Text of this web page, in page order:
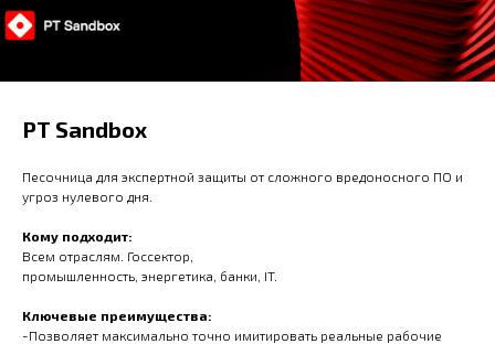
PT Sandbox
Песочница для экспертной защиты от сложного вредоносного ПО и
угроз нулевого дня.
Кому подходит:
Всем отраслям. Госсектор,
промышленность, энергетика, банки, IT.
Ключевые преимущества:
-Позволяет максимально точно имитировать реальные рабочие